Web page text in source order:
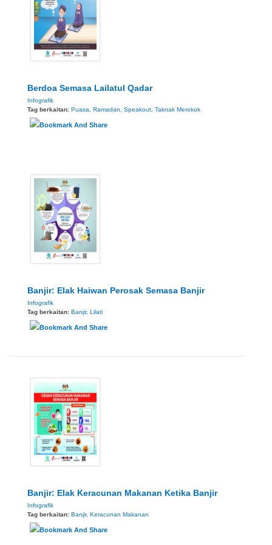
Berdoa Semasa Lailatul Qadar
Infografik
Tag berkaitan: Puasa, Ramadan, Speakout, Taknak Merokok
Banjir: Elak Haiwan Perosak Semasa Banjir
Infografik
Tag berkaitan: Banjir, Lilati
Banjir: Elak Keracunan Makanan Ketika Banjir
Infografik
Tag berkaitan: Banjir, Keracunan Makanan